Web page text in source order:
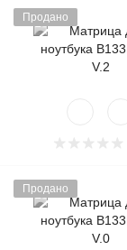
Продано
Продано